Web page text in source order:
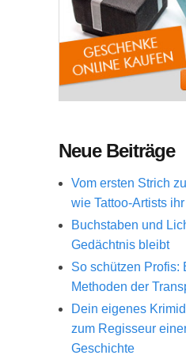
Neue Beiträge
Vom ersten Strich
wie Tattoo-Artists
Buchstaben und
Gedächtnis bleibt
So schützen Profis:
Methoden der
Dein eigenes
zum Regisseur
Geschichte